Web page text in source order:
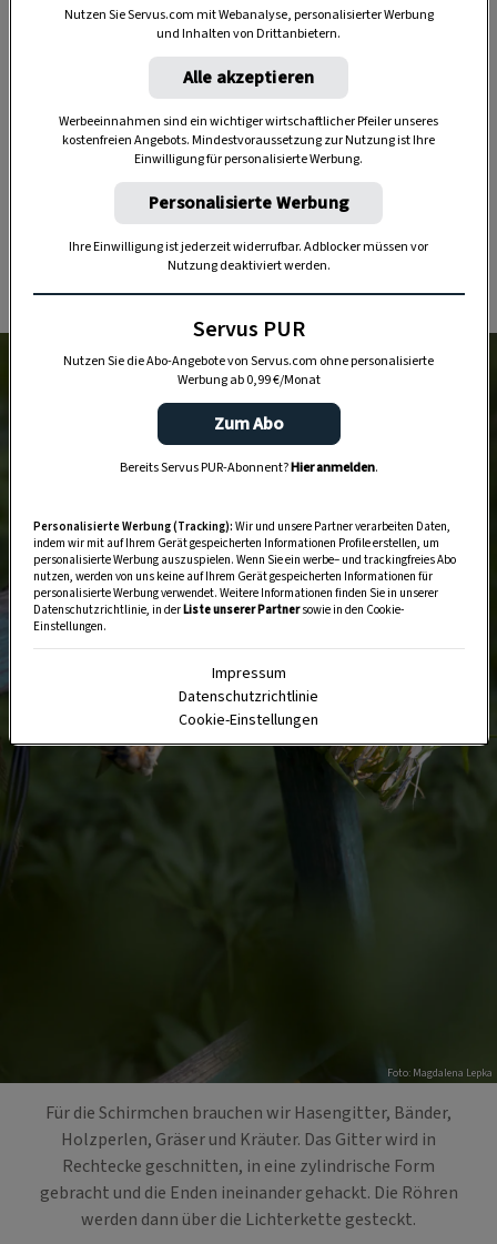
Anzeige
Foto: Magdalena Lepka
Für die Schirmchen brauchen wir Hasengitter, Bänder,
Holzperlen, Gräser und Kräuter. Das Gitter wird in
Rechtecke geschnitten, in eine zylindrische Form
gebracht und die Enden ineinander gehackt. Die Röhren
werden dann über die Lichterkette gesteckt.
Nutzen Sie Servus.com mit Webanalyse, personalisierter Werbung
und Inhalten von Drittanbietern.
Alle akzeptieren
Werbeeinnahmen sind ein wichtiger wirtschaftlicher Pfeiler unseres
kostenfreien Angebots. Mindestvoraussetzung zur Nutzung ist Ihre
Einwilligung für personalisierte Werbung.
Personalisierte Werbung
Ihre Einwilligung ist jederzeit widerrufbar. Adblocker müssen vor
Nutzung deaktiviert werden.
Servus PUR
Nutzen Sie die Abo-Angebote von Servus.com ohne personalisierte
Werbung ab 0,99 €/Monat
Zum Abo
Bereits Servus PUR-Abonnent?Hier anmelden.
Personalisierte Werbung (Tracking): Wir und unsere Partner verarbeiten Daten,
indem wir mit auf Ihrem Gerät gespeicherten Informationen Profile erstellen, um
personalisierte Werbung auszuspielen. Wenn Sie ein werbe– und trackingfreies Abo
nutzen, werden von uns keine auf Ihrem Gerät gespeicherten Informationen für
personalisierte Werbung verwendet. Weitere Informationen finden Sie in unserer
Datenschutzrichtlinie, in derListe unserer Partnersowie in den Cookie-
Einstellungen.
Impressum
Datenschutzrichtlinie
Cookie-Einstellungen